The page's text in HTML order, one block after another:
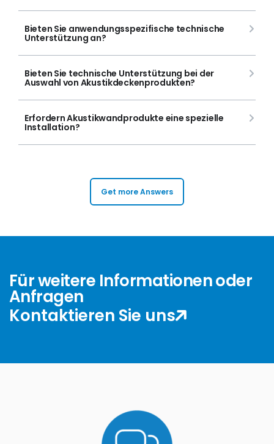
Bieten Sie anwendungsspezifische technische
Unterstützung an?
Bieten Sie technische Unterstützung bei der
Auswahl von Akustikdeckenprodukten?
Erfordern Akustikwandprodukte eine spezielle
Installation?
Get more Answers
Für weitere Informationen oder
Anfragen
Kontaktieren Sie uns